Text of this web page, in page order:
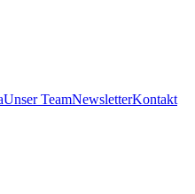
Unser TeamNewsletterKontakt